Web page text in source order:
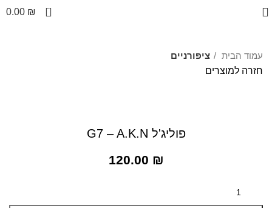
0
0.00 ₪
עמוד הבית
ציפורניים
חזרה למוצרים
פוליג'ל G7 – A.K.N
120.00 ₪